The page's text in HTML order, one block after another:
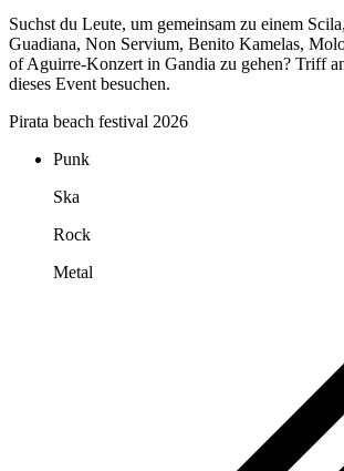
Suchst du Leute, um gemeinsam zu einem
Guadiana, Non Servium, Benito Kamelas,
of Aguirre-Konzert in Gandia zu gehen? Triff
dieses Event besuchen.
Pirata beach festival 2026
Punk
Ska
Rock
Metal